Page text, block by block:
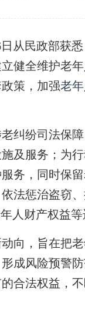
从民政部获悉
健全维护老
策，加强老
纷司法保障
及服务；为
务，同时保
法惩治盗窃
人财产权益等
向，旨在把
成风险预警
合法权益，